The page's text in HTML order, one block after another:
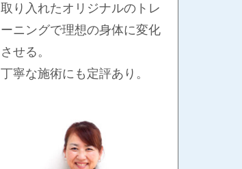
取り入れたオリジナルのトレ
ーニングで理想の身体に変化
させる。
丁寧な施術にも定評あり。